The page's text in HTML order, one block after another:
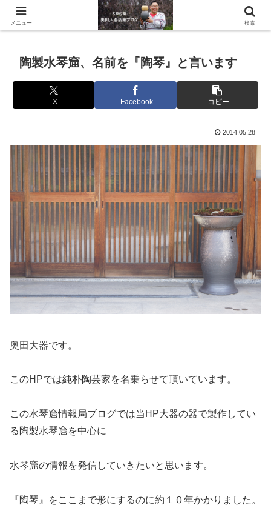
滋賀県の信楽で水琴窟や水鉢などの陶器を作っています。
陶製水琴窟、名前を『陶琴』と言います
X Facebook コピー
2014.05.28
奥田大器です。
このHPでは純朴陶芸家を名乗らせて頂いています。
この水琴窟情報局ブログでは当HP大器の器で製作してい
る陶製水琴窟を中心に
水琴窟の情報を発信していきたいと思います。
『陶琴』をここまで形にするのに約１０年かかりました。
メニュー 検索